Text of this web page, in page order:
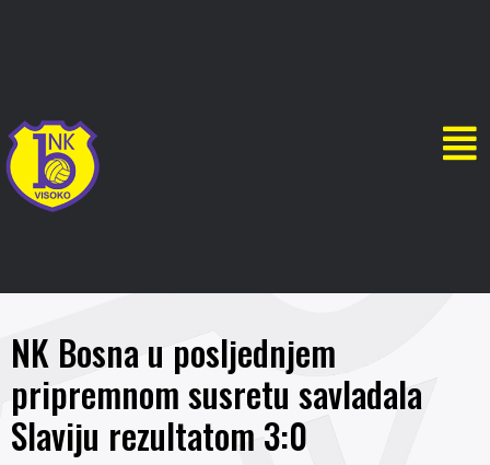
NK Bosna u posljednjem
pripremnom susretu savladala
Slaviju rezultatom 3:0